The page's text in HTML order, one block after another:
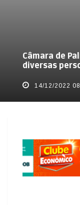
Câmara de
diversas
14/12/2022